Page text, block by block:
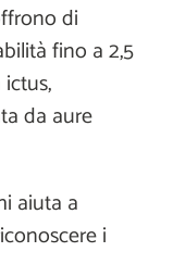
di
fino a 2,5
da aure
aiuta a
i